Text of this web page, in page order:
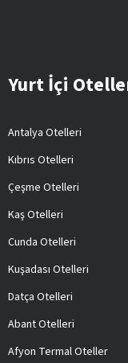
Yurt İçi
Antalya Otelleri
Kıbrıs Otelleri
Çeşme Otelleri
Kaş Otelleri
Cunda Otelleri
Kuşadası Otelleri
Datça Otelleri
Abant Otelleri
Afyon Termal Oteller